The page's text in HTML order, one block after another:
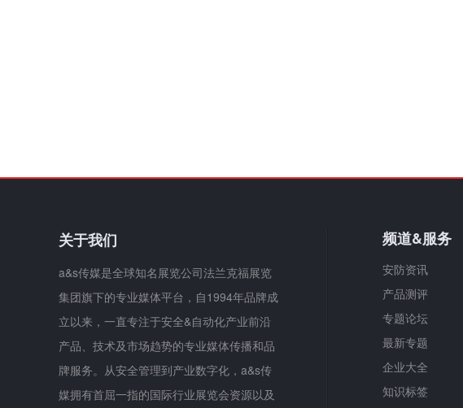
关于我们
a&s传媒是全球知名展览公司法兰克福展览
集团旗下的专业媒体平台，自1994年品牌成
立以来，一直专注于安全&自动化产业前沿
产品、技术及市场趋势的专业媒体传播和品
牌服务。从安全管理到产业数字化，a&s传
媒拥有首屈一指的国际行业展览会资源以及
频道&服务
安防资讯
产品测评
专题论坛
最新专题
企业大全
知识标签